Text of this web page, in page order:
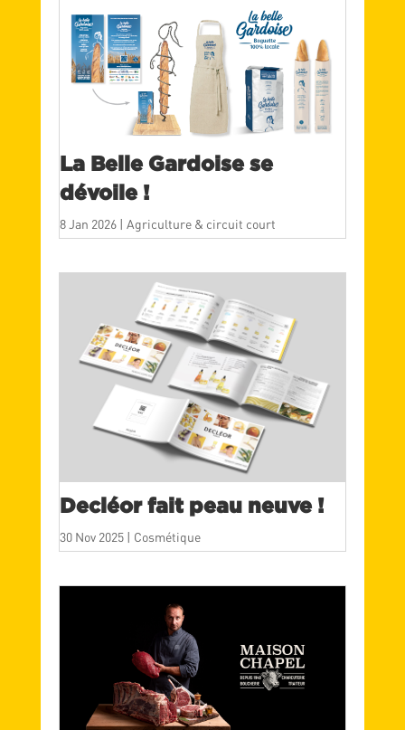
La Belle Gardoise se
dévoile !
8 Jan 2026| Agriculture & circuit court
Decléor fait peau neuve !
30 Nov 2025| Cosmétique